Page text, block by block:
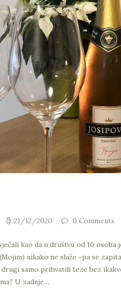
21/12/2020 0 Comments
kao da u društvu od 10
nikako ne slaže -pa se
samo prihvatili teze bez
U zadnje…